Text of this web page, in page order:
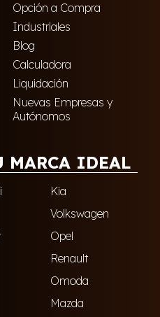
Opción a Compra
Industriales
Blog
Calculadora
Liquidación
Nuevas Empresas y
Autónomos
MARCA IDEAL
Kia
Volkswagen
Opel
Renault
Omoda
Mazda